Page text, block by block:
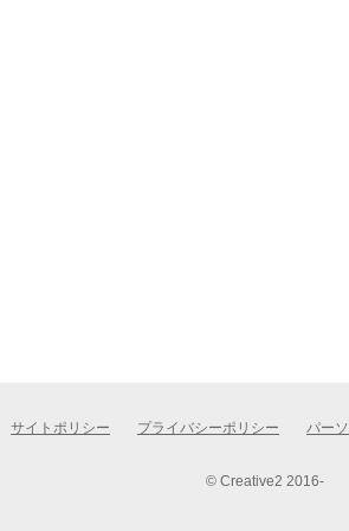
サイトポリシー プライバシーポリシー パー
© Creative2 2016-